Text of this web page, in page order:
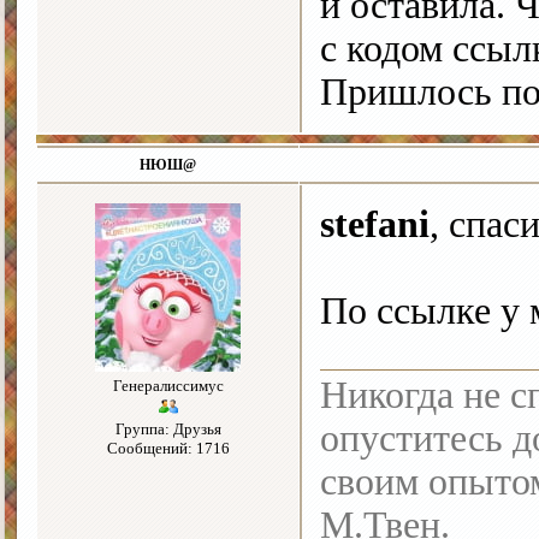
с кодом
Пришлось
НЮШ@
Генералиссимус
Группа: Друзья
Сообщений: 1716
stefani,
По ссылке у
Никогда не
опуститесь
своим
М.Твен.